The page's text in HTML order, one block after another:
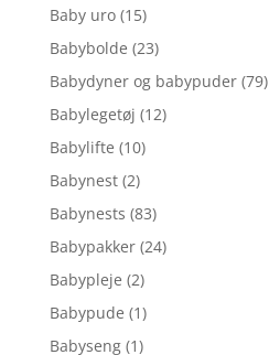
Baby uro (15)
Babybolde (23)
Babydyner og babypuder (79)
Babylegetøj (12)
Babylifte (10)
Babynest (2)
Babynests (83)
Babypakker (24)
Babypleje (2)
Babypude (1)
Babyseng (1)